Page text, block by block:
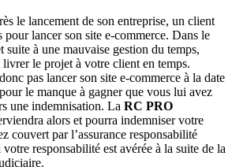
le lancement de son entreprise, un client
pour lancer son site e-commerce. Dans le
suite à une mauvaise gestion du temps,
livrer le projet à votre client en temps.
pas lancer son site e-commerce à la date
le manque à gagner que vous lui avez
une indemnisation. La RC PRO
alors et pourra indemniser votre
couvert par l’assurance responsabilité
responsabilité est avérée à la suite de la